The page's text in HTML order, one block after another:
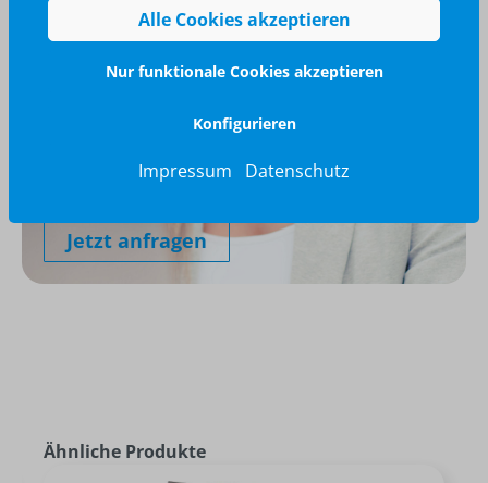
Wir glänzen für Sie
040 / 570 18 25 70
Jetzt anfragen
Ähnliche Produkte
Alle Cookies akzeptieren
Nur funktionale Cookies akzeptieren
Konfigurieren
Impressum Datenschutz